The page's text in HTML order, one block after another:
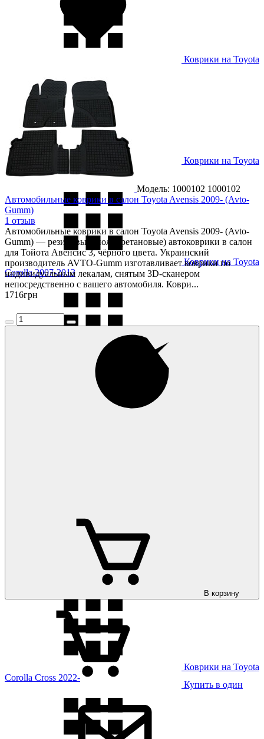
Коврики на Toyota
Коврики на Toyota
Corolla 2002-2007
Коврики на Toyota
Corolla 2007-2013
Коврики на Toyota
Corolla Cross 2022-
Модель: 1000102 1000102
Автомобильные коврики в салон Toyota Avensis 2009- (Avto-
Gumm)
1 отзыв
Автомобильные коврики в салон Toyota Avensis 2009- (Avto-
Gumm) — резиновые (полиуретановые) автоковрики в салон
для Тойота Авенсис 3, чёрного цвета. Украинский
производитель AVTO-Gumm изготавливает коврики по
индивидуальным лекалам, снятым 3D-сканером
непосредственно с вашего автомобиля. Коври...
1716грн
В корзину
Купить в один